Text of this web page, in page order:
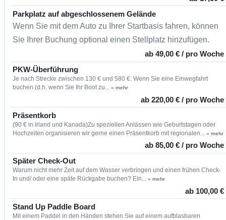
Parkplatz auf abgeschlossenem Gelände
Wenn Sie mit dem Auto zu Ihrer Startbasis fahren, können
Sie Ihrer Buchung optional einen Stellplatz hinzufügen.
ab 49,00 € / pro Woche
PKW-Überführung
Je nach Strecke zwischen 130 € und 580 €. Wenn Sie eine Einwegfahrt
buchen (d.h. wenn Sie Ihr Boot zu... » mehr
ab 220,00 € / pro Woche
Präsentkorb
(90 € in Irland und Kanada)Zu speziellen Anlässen wie Geburtstagen oder
Hochzeiten organisieren wir gerne einen Präsentkorb mit regionalen... » mehr
ab 85,00 € / pro Woche
Später Check-Out
Warum nicht mehr Zeit auf dem Wasser verbringen und einen frühen Check-
In und/ oder eine späte Rückgabe buchen? Ein... » mehr
ab 100,00 €
Stand Up Paddle Board
Mit einem Paddel in den Händen stehen Sie auf einem aufblasbaren